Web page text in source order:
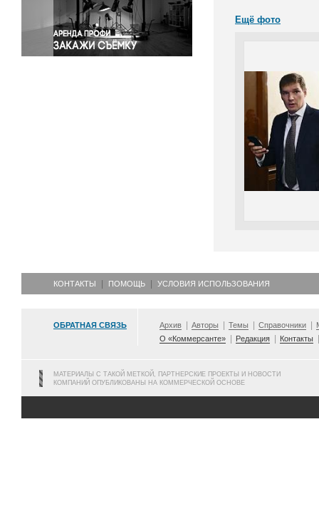
Экология
Экономика и бизнес
Ещё фото
КОНТАКТЫ ПОМОЩЬ УСЛОВИЯ ИСПОЛЬЗОВАНИЯ
ОБРАТНАЯ СВЯЗЬ Архив Авторы Темы Справочники
О «Коммерсанте»
Редакция Контакты
МАТЕРИАЛЫ С ТАКОЙ МЕТКОЙ, ПАРТНЕРСКИЕ ПРОЕКТЫ И НОВОСТИ
КОМПАНИЙ ОПУБЛИКОВАНЫ НА КОММЕРЧЕСКОЙ ОСНОВЕ